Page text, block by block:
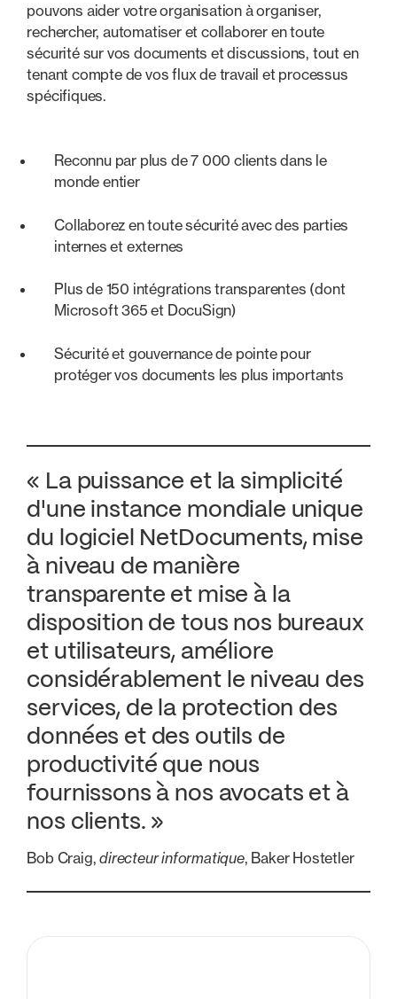
pouvons aider votre organisation à organiser,
rechercher, automatiser et collaborer en toute
sécurité sur vos documents et discussions, tout en
tenant compte de vos flux de travail et processus
spécifiques.
Reconnu par plus de 7 000 clients dans le
monde entier
Collaborez en toute sécurité avec des parties
internes et externes
Plus de 150 intégrations transparentes (dont
Microsoft 365 et DocuSign)
Sécurité et gouvernance de pointe pour
protéger vos documents les plus importants
« La puissance et la simplicité
d'une instance mondiale unique
du logiciel NetDocuments, mise
à niveau de manière
transparente et mise à la
disposition de tous nos bureaux
et utilisateurs, améliore
considérablement le niveau des
services, de la protection des
données et des outils de
productivité que nous
fournissons à nos avocats et à
nos clients. »
Bob Craig,directeur informatique, Baker Hostetler